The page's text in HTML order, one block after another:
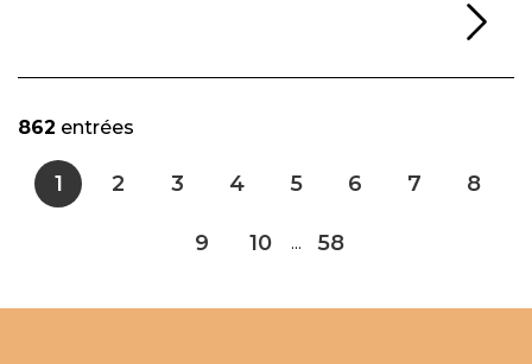
862 entrées
1 2 3 4 5 6 7 8
9 10 ... 58